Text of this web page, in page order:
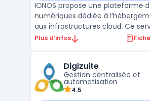
IONOS propose une plateforme
numériques dédiée à
aux infrastructures cloud. Ce
destiné aux entreprises
le RGPD, tout en assurant la
leurs données. Le ...
Plus d’infos
Digizuite
Gestion centralisée et
automatisation
4.5